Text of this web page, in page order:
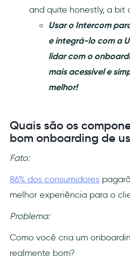
and quite honestly, a bit
Usar o Intercom
e integrá-lo com a
lidar com o
mais acessível e
melhor!
Quais são os
bom onboarding de
Fato:
86% dos consumidores
melhor experiência para o
Problema:
Como você cria um
realmente bom?